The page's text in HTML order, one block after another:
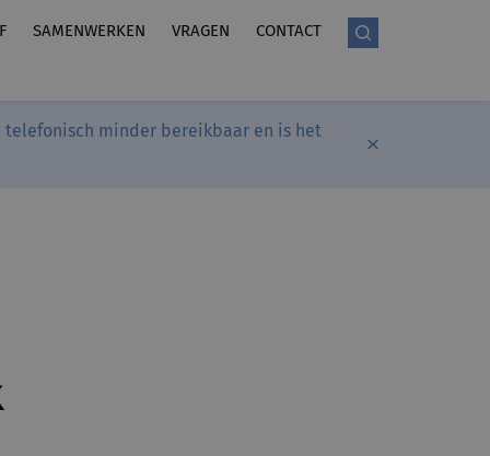
SAMENWERKEN VRAGEN CONTACT
telefonisch minder bereikbaar en is het